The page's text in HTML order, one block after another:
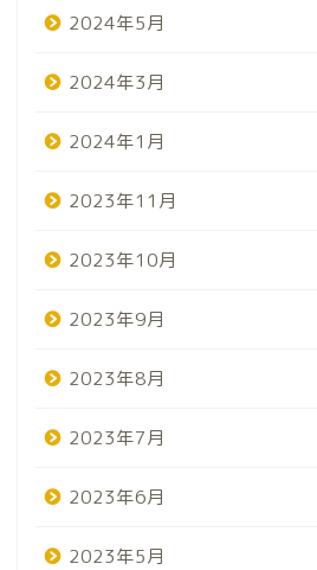
2024年5月
2024年3月
2024年1月
2023年11月
2023年10月
2023年9月
2023年8月
2023年7月
2023年6月
2023年5月